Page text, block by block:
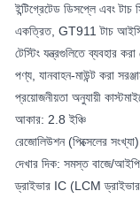
ইন্টিগ্রেটেড ডিসপ্লে এবং টাচ
একত্রিত, GT911 টাচ আইসি,
টেস্টিং যন্ত্রগুলিতে ব্যবহার
পণ্য, যানবাহন-মাউন্ট করা
প্রয়োজনীয়তা অনুযায়ী
আকার: 2.8 ইঞ্চি
রেজোলিউশন (পিক্সেলের
দেখার দিক: সমস্ত বাজে/
ড্রাইভার IC (LCM